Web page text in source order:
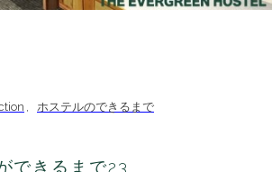
ホステルのできるまで
できるまで23